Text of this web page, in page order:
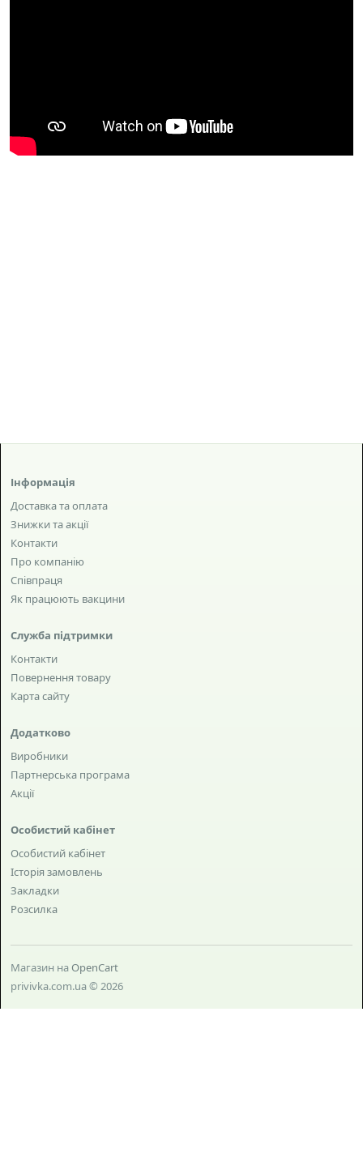
Інформація
Доставка та оплата
Знижки та акції
Контакти
Про компанію
Співпраця
Як працюють вакцини
Служба підтримки
Контакти
Повернення товару
Карта сайту
Додатково
Виробники
Партнерська програма
Акції
Особистий кабінет
Особистий кабінет
Історія замовлень
Закладки
Розсилка
Магазин на OpenCart
privivka.com.ua © 2026